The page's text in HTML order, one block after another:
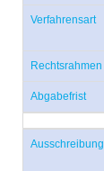
Verfahrensart
Rechtsrahmen
Abgabefrist
Ausschreibung